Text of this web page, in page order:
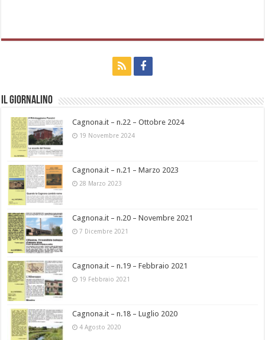
Il Giornalino
Cagnona.it – n.22 – Ottobre 2024
19 Novembre 2024
Cagnona.it – n.21 – Marzo 2023
28 Marzo 2023
Cagnona.it – n.20 – Novembre 2021
7 Dicembre 2021
Cagnona.it – n.19 – Febbraio 2021
19 Febbraio 2021
Cagnona.it – n.18 – Luglio 2020
4 Agosto 2020